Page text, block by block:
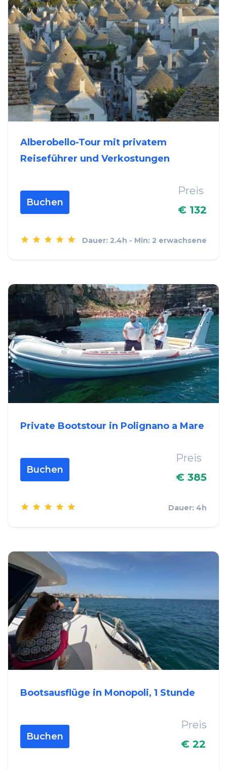
Alberobello-Tour mit privatem
Reiseführer und Verkostungen
Buchen
Preis
€ 132
Dauer: 2.4h - Min: 2 erwachsene
Private Bootstour in Polignano a Mare
Buchen
Preis
€ 385
Dauer: 4h
Bootsausflüge in Monopoli, 1 Stunde
Buchen
Preis
€ 22